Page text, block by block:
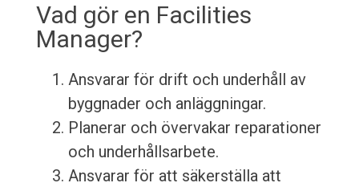
Vad gör en Facilities
Manager?
Ansvarar för drift och underhåll av
byggnader och anläggningar.
Planerar och övervakar reparationer
och underhållsarbete.
Ansvarar för att säkerställa att